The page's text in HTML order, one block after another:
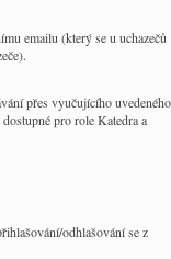
emailu (který se u uchazečů
přes vyučujícího uvedeného
pro role Katedra a
odhlašování se z